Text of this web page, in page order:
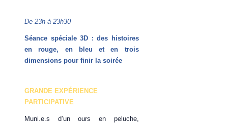
De 23h à 23h30
Séance spéciale 3D : des histoires
en rouge, en bleu et en trois
dimensions pour finir la soirée
GRANDE EXPÉRIENCE
PARTICIPATIVE
Muni.e.s d’un ours en peluche,